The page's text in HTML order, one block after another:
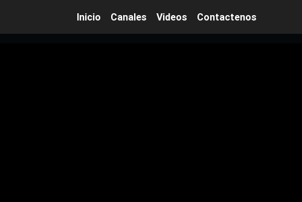
InicioInicioCanales Videos Contactenos